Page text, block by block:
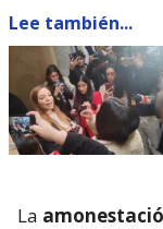
Lee también...
La